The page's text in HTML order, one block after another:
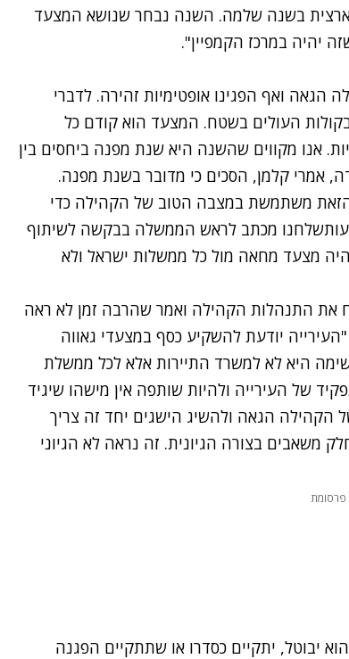
בשנה שלמה. השנה נבחר שנושא המצעד
יהיה במרכז הקמפיין".
ואף הפגינו אופטימיות זהירה. לדברי
בקולות העולים בשטח. המצעד הוא קודם כל
אנו מקווים שהשנה היא שנת מפנה ביחסים בין
אמרי קלמן, הסכים כי מדובר בשנת מפנה.
משתמשת במצבה הטוב של הקהילה כדי
מכתב לראש הממשלה בבקשה לשיתוף
מצעד מחאה מול כל ממשלות ישראל ולא
את התנהלות הקהילה ואמר שהרבה זמן לא ראה
יודעת להשקיע כסף במצעדי גאווה
היא לא למשרד התיירות אלא לכל ממשלת
של העירייה ולהיות שותפה אין מישהו שיגיד
הגאה ולהשיג הישגים יחד זה צריך
משאבים בצורה הגיונית. זה נראה לא הגיוני
פרסומת
יבוטל, יתקיים כסדרו או שתתקיים הפגנה